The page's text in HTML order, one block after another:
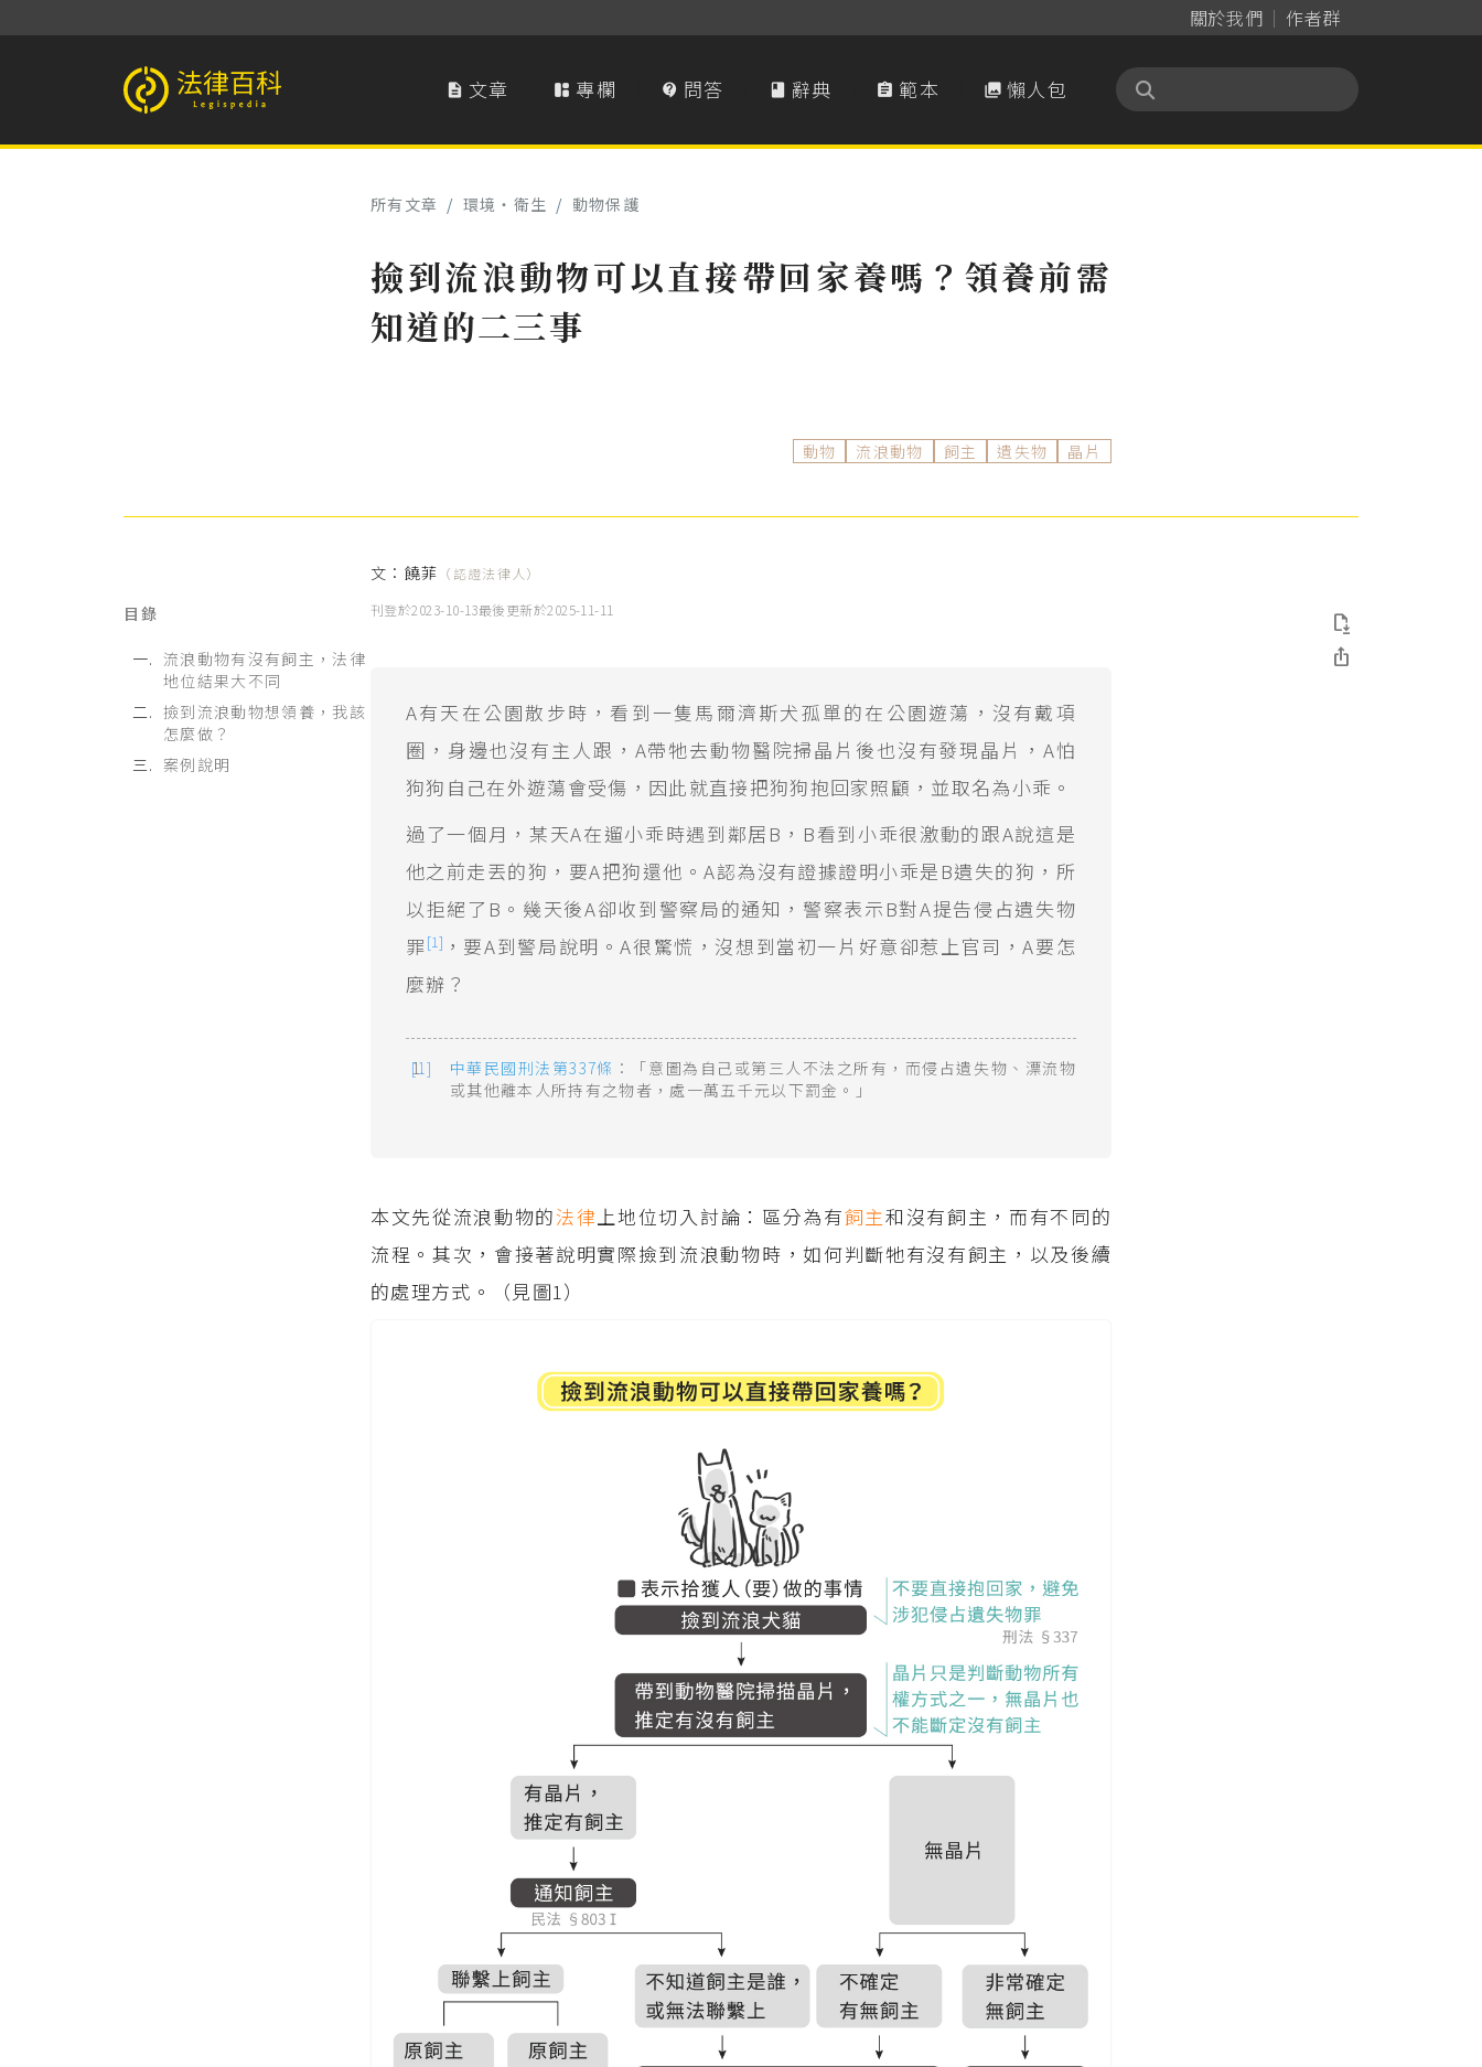
關於我們 作者群
法律百科 Legispedia  文章  專欄  問答  辭典  範本  懶人包
所有文章 / 環境‧衛生 / 動物保護
撿到流浪動物可以直接帶回家養嗎？領養前需
知道的二三事
動物 流浪動物 飼主 遺失物 晶片
目錄
流浪動物有沒有飼主，法律
地位結果大不同
撿到流浪動物想領養，我該
怎麼做？
案例說明
文： 饒菲 （認證法律人）
刊登於2023-10-13最後更新於2025-11-11
A有天在公園散步時，看到一隻馬爾濟斯犬孤單的在公園遊蕩，沒有戴項
圈，身邊也沒有主人跟，A帶牠去動物醫院掃晶片後也沒有發現晶片，A怕
狗狗自己在外遊蕩會受傷，因此就直接把狗狗抱回家照顧，並取名為小乖。
過了一個月，某天A在遛小乖時遇到鄰居B，B看到小乖很激動的跟A說這是
他之前走丟的狗，要A把狗還他。A認為沒有證據證明小乖是B遺失的狗，所
以拒絕了B。幾天後A卻收到警察局的通知，警察表示B對A提告侵占遺失物
罪[1] ，要A到警局說明。A很驚慌，沒想到當初一片好意卻惹上官司，A要怎
麼辦？
中華民國刑法第337條 ：「意圖為自己或第三人不法之所有，而侵占遺失物、漂流物
或其他離本人所持有之物者，處一萬五千元以下罰金。」
本文先從流浪動物的法律上地位切入討論：區分為有飼主和沒有飼主，而有不同的
流程。其次，會接著說明實際撿到流浪動物時，如何判斷牠有沒有飼主，以及後續
的處理方式。（見圖1）

